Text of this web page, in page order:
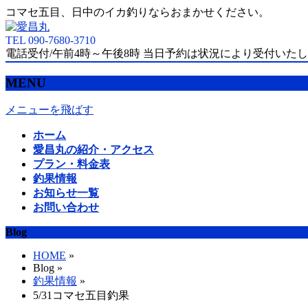
コマセ五目、日中のイカ釣りならおまかせください。
TEL 090-7680-3710
電話受付/午前4時～午後8時 当日予約は状況により受付いた
MENU
メニューを飛ばす
ホーム
愛昌丸の紹介・アクセス
プラン・料金表
釣果情報
お知らせ一覧
お問い合わせ
Blog
HOME »
Blog »
釣果情報 »
5/31コマセ五目釣果